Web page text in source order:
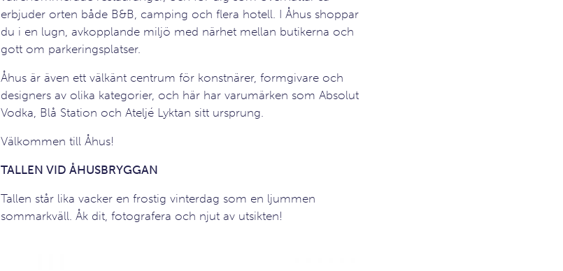
erbjuder orten både B&B, camping och flera hotell. I Åhus shoppar
du i en lugn, avkopplande miljö med närhet mellan butikerna och
gott om parkeringsplatser.
Åhus är även ett välkänt centrum för konstnärer, formgivare och
designers av olika kategorier, och här har varumärken som Absolut
Vodka, Blå Station och Ateljé Lyktan sitt ursprung.
Välkommen till Åhus!
TALLEN VID ÅHUSBRYGGAN
Tallen står lika vacker en frostig vinterdag som en ljummen
sommarkväll. Åk dit, fotografera och njut av utsikten!